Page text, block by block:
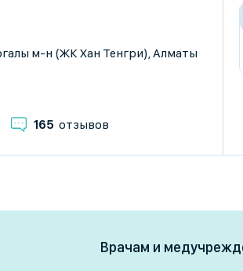
м-н (ЖК ​Хан Тенгри), Алматы
165 отзывов
Врачам и